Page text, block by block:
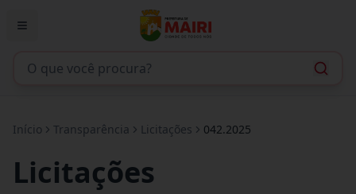
Início Transparência Licitações 042.2025
Licitações